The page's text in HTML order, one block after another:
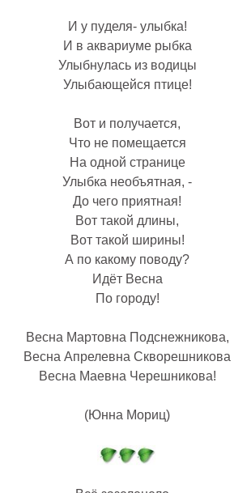
И y пyделя- yлыбка!
И в аквариyме рыбка
Улыбнyлась из водицы
Улыбающейся птице!
Вот и полyчается,
Что не помещается
На одной странице
Улыбка необъятная, -
До чего приятная!
Вот такой длины,
Вот такой ширины!
А по какомy поводy?
Идёт Весна
По городy!
Весна Мартовна Подснежникова,
Весна Апрелевна Скворешникова
Весна Маевна Черешникова!
(Юнна Мориц)